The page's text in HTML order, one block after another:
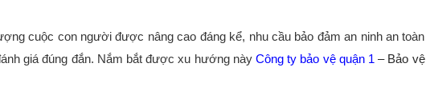
cuộc con người được nâng cao đáng kể, nhu cầu bảo đảm an ninh an toàn
giá đúng đắn. Nắm bắt được xu hướng này Công ty bảo vệ quận 1 – Bảo vệ